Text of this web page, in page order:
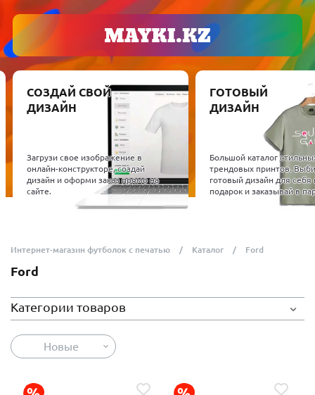
СОЗДАЙ СВОЙ
ДИЗАЙН
Загрузи свое изображение в
онлайн-конструкторе, создай
дизайн и оформи заказ прямо на
сайте.
ГОТОВЫЙ
ДИЗАЙН
Большой каталог
трендовых принтов.
готовый дизайн для себя
подарок и заказывай в
Интернет-магазин футболок с печатью Каталог Ford
Ford
Категории товаров
Новые